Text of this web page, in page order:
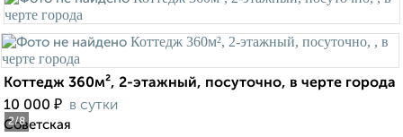
2/8
Коттедж 360м², 2-этажный, посуточно, в черте города
10 000 ₽ в сутки
Советская